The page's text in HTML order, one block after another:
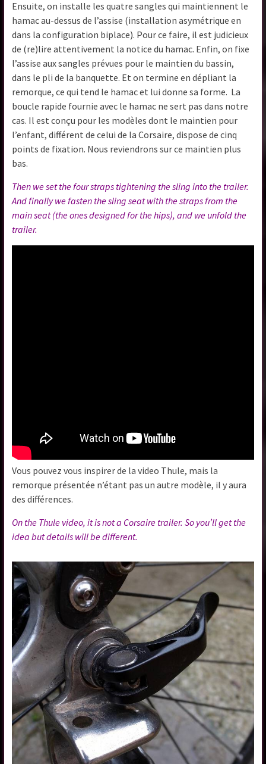
Ensuite, on installe les quatre sangles qui maintiennent le
hamac au-dessus de l’assise (installation asymétrique en
dans la configuration biplace). Pour ce faire, il est judicieux
de (re)lire attentivement la notice du hamac. Enfin, on fixe
l’assise aux sangles prévues pour le maintien du bassin,
dans le pli de la banquette. Et on termine en dépliant la
remorque, ce qui tend le hamac et lui donne sa forme. La
boucle rapide fournie avec le hamac ne sert pas dans notre
cas. Il est conçu pour les modèles dont le maintien pour
l’enfant, différent de celui de la Corsaire, dispose de cinq
points de fixation. Nous reviendrons sur ce maintien plus
bas.
Then we set the four straps tightening the sling into the trailer.
And finally we fasten the sling seat with the straps from the
main seat (the ones designed for the hips), and we unfold the
trailer.
Vous pouvez vous inspirer de la video Thule, mais la
remorque présentée n’étant pas un autre modèle, il y aura
des différences.
On the Thule video, it is not a Corsaire trailer. So you’ll get the
idea but details will be different.